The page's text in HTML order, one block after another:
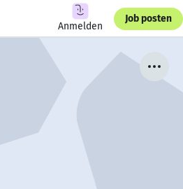
Anmelden
Job posten